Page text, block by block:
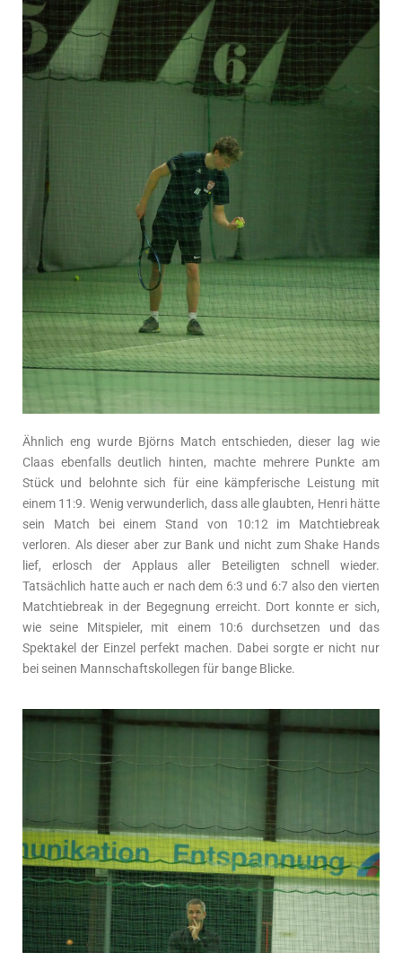
Ähnlich eng wurde Björns Match entschieden, dieser lag wie
Claas ebenfalls deutlich hinten, machte mehrere Punkte am
Stück und belohnte sich für eine kämpferische Leistung mit
einem 11:9. Wenig verwunderlich, dass alle glaubten, Henri hätte
sein Match bei einem Stand von 10:12 im Matchtiebreak
verloren. Als dieser aber zur Bank und nicht zum Shake Hands
lief, erlosch der Applaus aller Beteiligten schnell wieder.
Tatsächlich hatte auch er nach dem 6:3 und 6:7 also den vierten
Matchtiebreak in der Begegnung erreicht. Dort konnte er sich,
wie seine Mitspieler, mit einem 10:6 durchsetzen und das
Spektakel der Einzel perfekt machen. Dabei sorgte er nicht nur
bei seinen Mannschaftskollegen für bange Blicke.